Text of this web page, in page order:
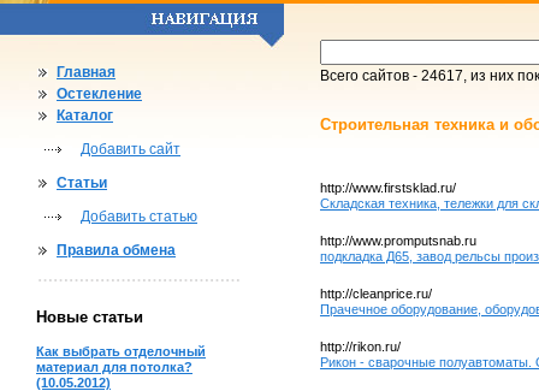
Главная
Остекление
Каталог
Добавить сайт
Статьи
Добавить статью
Правила обмена
Новые статьи
Как выбрать отделочный
материал для потолка?
(10.05.2012)
Всего сайтов - 24617, из них
Строительная техника и
http://www.firstsklad.ru/
Складская техника, тележки для
http://www.promputsnab.ru
подкладка Д65, завод рельсы
http://cleanprice.ru/
Прачечное оборудование,
http://rikon.ru/
Рикон - сварочные полуавтоматы.